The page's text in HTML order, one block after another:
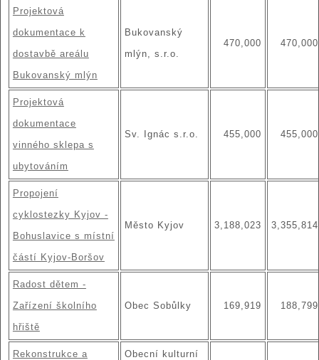
Projektová
dokumentace k
dostavbě areálu
Bukovanský mlýn
Bukovanský
mlýn, s.r.o.
470,000 470,000
Projektová
dokumentace
vinného sklepa s
ubytováním
Sv. Ignác s.r.o. 455,000 455,000
Propojení
cyklostezky Kyjov -
Bohuslavice s místní
částí Kyjov-Boršov
Město Kyjov 3,188,023 3,355,814
Radost dětem -
Zařízení školního
hřiště
Obec Sobůlky 169,919 188,799
Rekonstrukce a
Obecní kulturní